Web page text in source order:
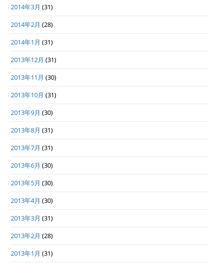
2014年3月 (31)
2014年2月 (28)
2014年1月 (31)
2013年12月 (31)
2013年11月 (30)
2013年10月 (31)
2013年9月 (30)
2013年8月 (31)
2013年7月 (31)
2013年6月 (30)
2013年5月 (30)
2013年4月 (30)
2013年3月 (31)
2013年2月 (28)
2013年1月 (31)